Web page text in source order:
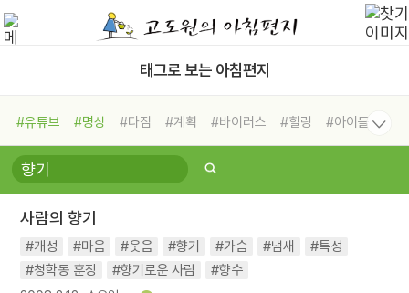
태그로 보는 아침편지
#유튜브 #명상 #다짐 #계획 #바이러스 #힐링
#아이들
#비전캠프
#독서캠프 #삶
#희망
#나눔 #친구 #링컨학교
#독서
#건강
사람의 향기
#개성 #마음 #웃음 #향기 #가슴 #냄새
#특성
#청학동 훈장
#향기로운 사람 #향수